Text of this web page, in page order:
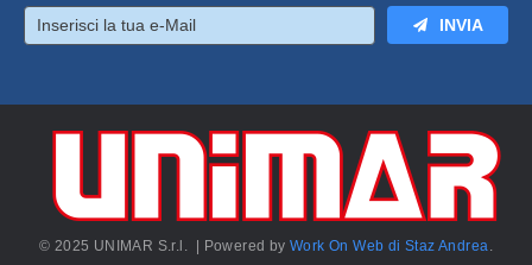
INVIA
© 2025 UNIMAR S.r.l. | Powered byWork On Web di Staz Andrea.